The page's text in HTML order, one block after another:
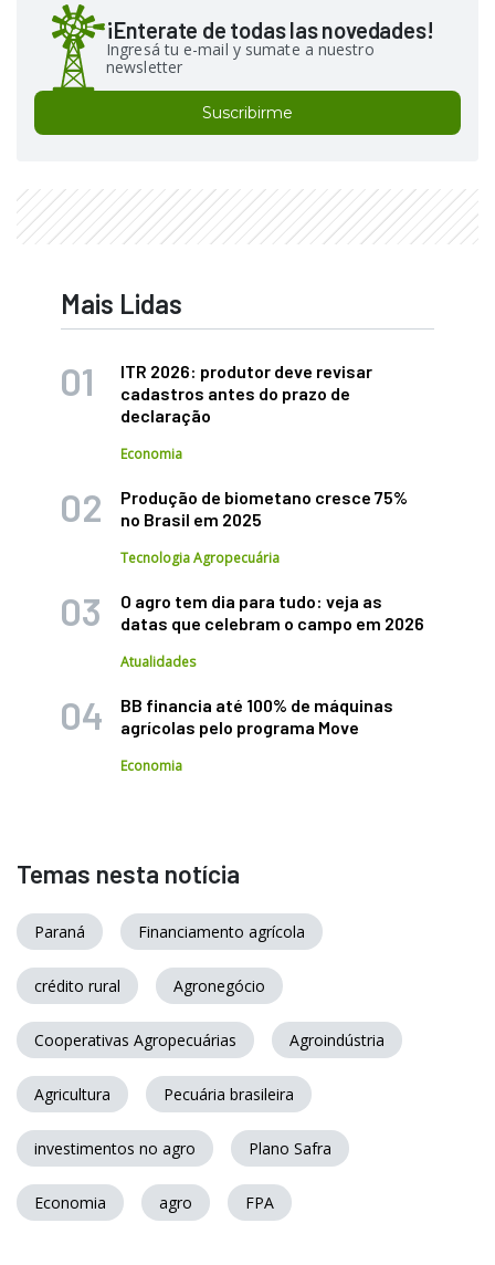
¡Enterate de todas las novedades!
Ingresá tu e-mail y sumate a nuestro
newsletter
Suscribirme
Mais Lidas
ITR 2026: produtor deve revisar
cadastros antes do prazo de
declaração
Economia
Produção de biometano cresce 75%
no Brasil em 2025
Tecnologia Agropecuária
O agro tem dia para tudo: veja as
datas que celebram o campo em 2026
Atualidades
BB financia até 100% de máquinas
agrícolas pelo programa Move
Economia
Temas nesta notícia
Paraná Financiamento agrícola
crédito rural Agronegócio
Cooperativas Agropecuárias Agroindústria
Agricultura Pecuária brasileira
investimentos no agro Plano Safra
Economia agro FPA